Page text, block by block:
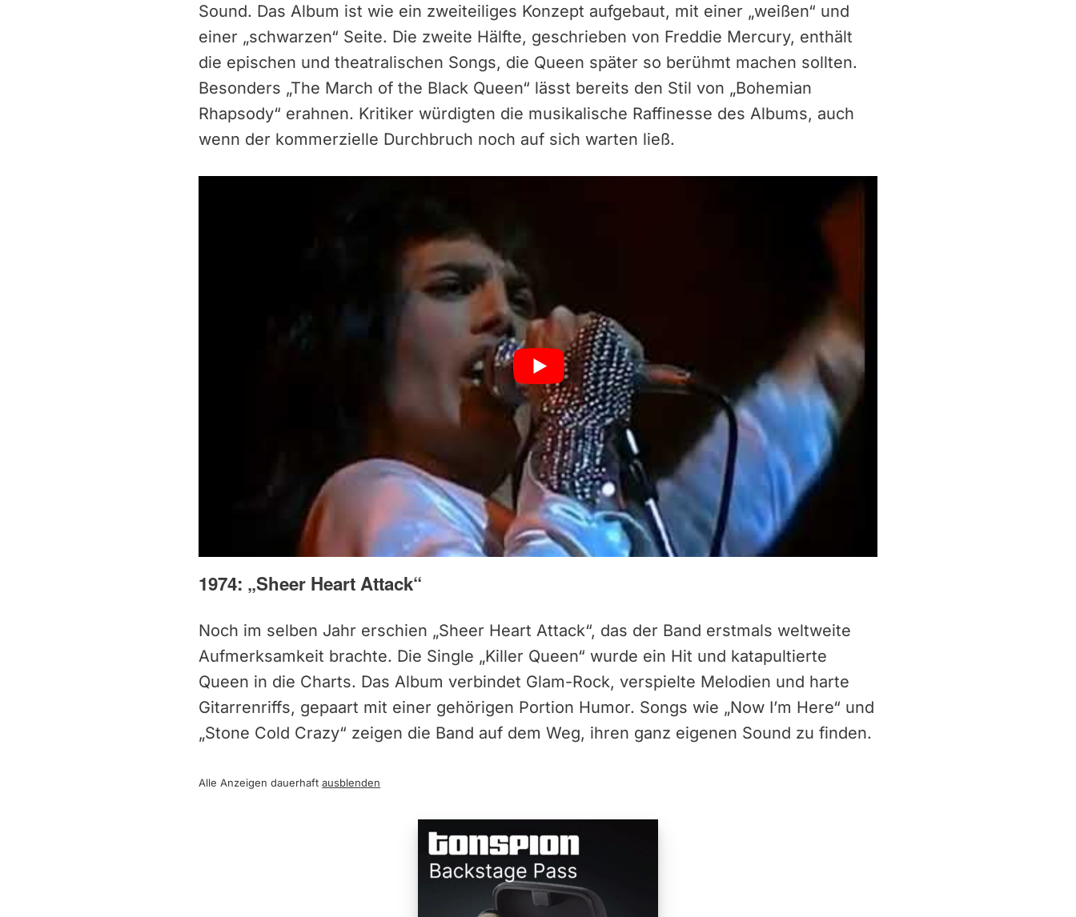
Sound. Das Album ist wie ein zweiteiliges Konzept aufgebaut, mit einer „weißen“ und
einer „schwarzen“ Seite. Die zweite Hälfte, geschrieben von Freddie Mercury, enthält
die epischen und theatralischen Songs, die Queen später so berühmt machen sollten.
Besonders „The March of the Black Queen“ lässt bereits den Stil von „Bohemian
Rhapsody“ erahnen. Kritiker würdigten die musikalische Raffinesse des Albums, auch
wenn der kommerzielle Durchbruch noch auf sich warten ließ.
1974: „Sheer Heart Attack“
Noch im selben Jahr erschien „Sheer Heart Attack“, das der Band erstmals weltweite
Aufmerksamkeit brachte. Die Single „Killer Queen“ wurde ein Hit und katapultierte
Queen in die Charts. Das Album verbindet Glam-Rock, verspielte Melodien und harte
Gitarrenriffs, gepaart mit einer gehörigen Portion Humor. Songs wie „Now I’m Here“ und
„Stone Cold Crazy“ zeigen die Band auf dem Weg, ihren ganz eigenen Sound zu finden.
Alle Anzeigen dauerhaftausblenden